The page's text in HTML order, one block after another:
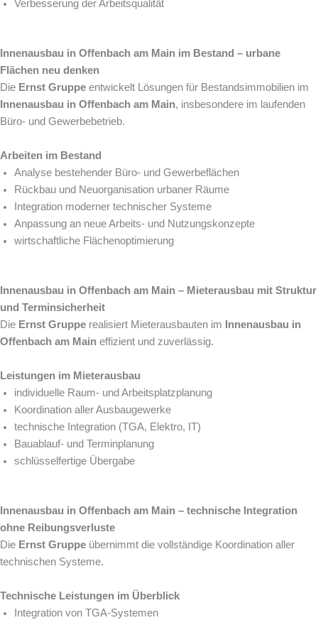
Verbesserung der Arbeitsqualität
Innenausbau in Offenbach am Main im Bestand – urbane
Flächen neu denken
Die Ernst Gruppe entwickelt Lösungen für Bestandsimmobilien im
Innenausbau in Offenbach am Main, insbesondere im laufenden
Büro- und Gewerbebetrieb.
Arbeiten im Bestand
Analyse bestehender Büro- und Gewerbeflächen
Rückbau und Neuorganisation urbaner Räume
Integration moderner technischer Systeme
Anpassung an neue Arbeits- und Nutzungskonzepte
wirtschaftliche Flächenoptimierung
Innenausbau in Offenbach am Main – Mieterausbau mit Struktur
und Terminsicherheit
Die Ernst Gruppe realisiert Mieterausbauten im
Innenausbau in
Offenbach am Main effizient und zuverlässig.
Leistungen im Mieterausbau
individuelle Raum- und Arbeitsplatzplanung
Koordination aller Ausbaugewerke
technische Integration (TGA, Elektro, IT)
Bauablauf- und Terminplanung
schlüsselfertige Übergabe
Innenausbau in Offenbach am Main – technische Integration
ohne Reibungsverluste
Die Ernst Gruppe übernimmt die vollständige Koordination aller
technischen Systeme.
Technische Leistungen im Überblick
Integration von TGA-Systemen